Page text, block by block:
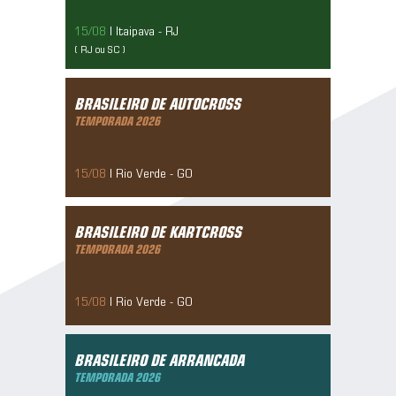
15/08 | Itaipava - RJ
( RJ ou SC )
BRASILEIRO DE AUTOCROSS
TEMPORADA 2026
15/08 | Rio Verde - GO
10/05/2019
BRASILEIRO DE KARTCROSS
TEMPORADA 2026
15/08 | Rio Verde - GO
10/05/2019
BRASILEIRO DE ARRANCADA
TEMPORADA 2026
10/05/2019